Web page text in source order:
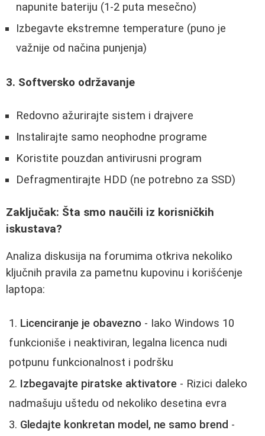
napunite bateriju (1-2 puta mesečno)
Izbegavte ekstremne temperature (puno je
važnije od načina punjenja)
3. Softversko održavanje
Redovno ažurirajte sistem i drajvere
Instalirajte samo neophodne programe
Koristite pouzdan antivirusni program
Defragmentirajte HDD (ne potrebno za SSD)
Zaključak: Šta smo naučili iz korisničkih
iskustava?
Analiza diskusija na forumima otkriva nekoliko
ključnih pravila za pametnu kupovinu i korišćenje
laptopa:
Licenciranje je obavezno - Iako Windows 10
funkcioniše i neaktiviran, legalna licenca nudi
potpunu funkcionalnost i podršku
Izbegavajte piratske aktivatore - Rizici daleko
nadmašuju uštedu od nekoliko desetina evra
Gledajte konkretan model, ne samo brend -